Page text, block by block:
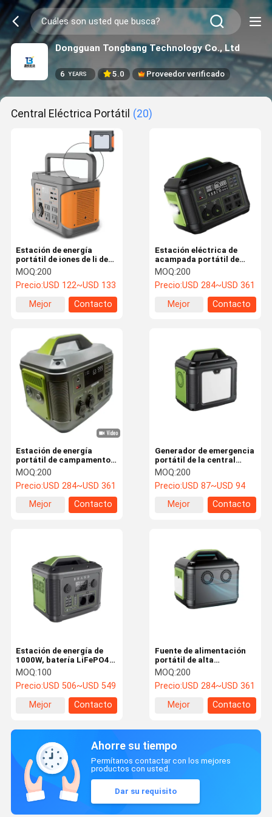
Dongguan Tongbang Technology Co., Ltd
6 YEARS 5.0 Proveedor verificado
Central Eléctrica Portátil (20)
Estación de energía
portátil de iones de li de
300W de larga duración
de respaldo para el hogar
Estación de energía de
MOQ:200
Precio:USD 122~USD 133
Mejor
Contacto
Estación eléctrica de
acampada portátil de
carga rápida 500W 700W
Puertos USB dobles
MOQ:200
Precio:USD 284~USD 361
Mejor
Contacto
Estación de energía
portátil de campamento
salida de onda seno pura
para electrónica exterior
MOQ:200
Precio:USD 284~USD 361
Mejor
Contacto
Generador de emergencia
portátil de la central
eléctrica de alta potencia
MOQ:200
Precio:USD 87~USD 94
Mejor
Contacto
Estación de energía de
1000W, batería LiFePO4,
pantalla LCD para
acampar y uso de
emergencia
MOQ:100
Precio:USD 506~USD 549
Mejor
Contacto
Fuente de alimentación
portátil de alta
capacidad para acampar
400W 700W Generador de
energía de acampada
MOQ:200
Precio:USD 284~USD 361
Mejor
Contacto
Ahorre su tiempo
Permítanos contactar con los mejores
productos con usted.
Dar su requisito